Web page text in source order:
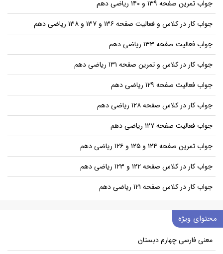
جواب تمرین صفحه ۱۳۹ و ۱۴۰ ریاضی دهم
جواب کار در کلاس و فعالیت صفحه ۱۳۶ و ۱۳۷ و ۱۳۸ ریاضی دهم
جواب فعالیت صفحه ۱۳۳ ریاضی دهم
جواب کار در کلاس و تمرین صفحه ۱۳۱ ریاضی دهم
جواب فعالیت صفحه ۱۲۹ ریاضی دهم
جواب کار در کلاس صفحه ۱۲۸ ریاضی دهم
جواب فعالیت صفحه ۱۲۷ ریاضی دهم
جواب تمرین صفحه ۱۲۴ و ۱۲۵ و ۱۲۶ ریاضی دهم
جواب کار در کلاس صفحه ۱۲۲ و ۱۲۳ ریاضی دهم
جواب کار در کلاس صفحه ۱۲۱ ریاضی دهم
محتوای ویژه
معنی فارسی چهارم دبستان